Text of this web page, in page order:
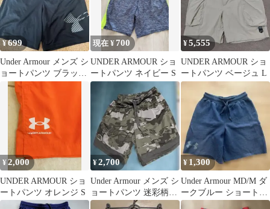
¥699
Under Armour メンズ シ
ョートパンツ ブラッ
ク 140
現在 ¥ 700
UNDER ARMOUR ショ
ートパンツ ネイビー S
¥5,555
UNDER ARMOUR ショ
ートパンツ ベージュ L
¥2,000
UNDER ARMOUR ショ
ートパンツ オレンジ S
¥2,700
Under Armour メンズ シ
ョートパンツ 迷彩柄
MD
¥ 1,300
Under Armour MD/M ダ
ークブルー ショートパ
ンツ